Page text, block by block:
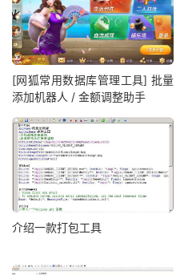
[网狐常用数据库管理工具] 批量
添加机器人 / 金额调整助手
介绍一款打包工具